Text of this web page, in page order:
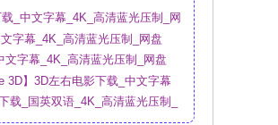
_中文字幕_4K_高清蓝光压制_网
字幕_4K_高清蓝光压制_网盘
文字幕_4K_高清蓝光压制_网盘
3D】3D左右电影下载_中文字幕
载_国英双语_4K_高清蓝光压制_